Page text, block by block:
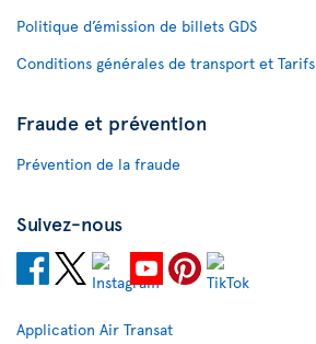
Politique d’émission de billets GDS
Conditions générales de transport et Tarifs
Fraude et prévention
Prévention de la fraude
Suivez-nous
Application Air Transat